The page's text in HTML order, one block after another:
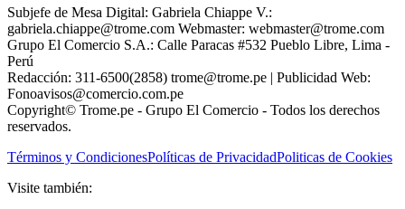
Subjefe de Mesa Digital: Gabriela Chiappe V.:
gabriela.chiappe@trome.com Webmaster: webmaster@trome.com
Grupo El Comercio S.A.: Calle Paracas #532 Pueblo Libre, Lima -
Perú
Redacción: 311-6500(2858) trome@trome.pe | Publicidad Web:
Fonoavisos@comercio.com.pe
Copyright© Trome.pe - Grupo El Comercio - Todos los derechos
reservados.
Términos y CondicionesPolíticas de PrivacidadPoliticas de Cookies
Visite también: